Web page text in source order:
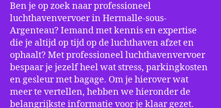
Ben je op zoek naar professioneel
luchthavenvervoer in Hermalle-sous-
Argenteau? Iemand met kennis en expertise
die je altijd op tijd op de luchthaven afzet en
ophaalt? Met professioneel luchthavenvervoer
bespaar je jezelf heel wat stress, parkingkosten
en gesleur met bagage. Om je hierover wat
meer te vertellen, hebben we hieronder de
belangrijkste informatie voor je klaar gezet.